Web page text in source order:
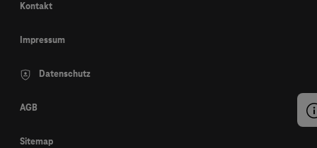
Kontakt
Impressum
Datenschutz
AGB
Sitemap